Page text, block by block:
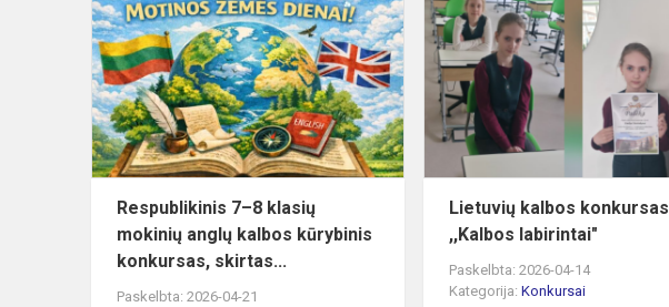
7–
8
klasių
mokinių
anglų
kalbos
kūrybinis
Respublikinis 7–8 klasių
mokinių anglų kalbos kūrybinis
konkursas, skirtas...
Paskelbta: 2026-04-21
Lietuvių kalbos konkursas
,,Kalbos labirintai"
Paskelbta: 2026-04-14
Kategorija:Konkursai